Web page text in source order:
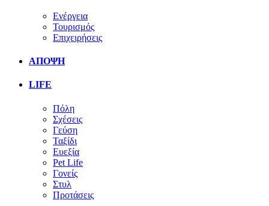
Ενέργεια
Τουρισμός
Επιχειρήσεις
ΑΠΟΨΗ
LIFE
Πόλη
Σχέσεις
Γεύση
Ταξίδι
Ευεξία
Pet Life
Γονείς
Στυλ
Προτάσεις